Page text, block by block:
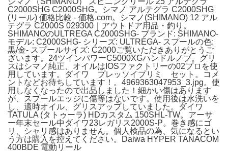
C2000SHG C2000SHG。シマノ アルテグラ C2000SHG
(リール) 価格比較 - 価格.com。シマノ(SHIMANO) 12 アル
テグラ C2000S 029300｜アウトドア用品・釣り。
SHIMANOのULTREGA C2000SHG- ブランド: SHIMANO-
モデル: C2000SHG- シリーズ: ULTREGA- スプールの色:
黒/金- スプールサイズ: C2000ご覧いただきありがとうご
ざいます。24ツインパワーC5000XGハンドルノブ。グリ
スはシマノ純正、オイルはIOSファクトリーの02プロを使
用しています。ダイワ プレッソイプリミ セット。コメ
ントなどお待ちしています！。4969363047953_3.jpg。使
用しなくなったので出品しました！細かい傷はあります
が、スプールエッジに傷等はないです。使用後は水洗いを
し、適時オイル、グリスアップしていました。ダイワ
TATULA (タトゥーラ) HDカスタム 150SHL-TW。アーサ
ー年末セール中ダイワ23レガリス2000S-P。巻き感にゴ
リ、シャリ感はありません。個人検品の為、気になるとい
う方は購入を控えてください。Daiwa HYPER TANACOM
400BDE 電動リール